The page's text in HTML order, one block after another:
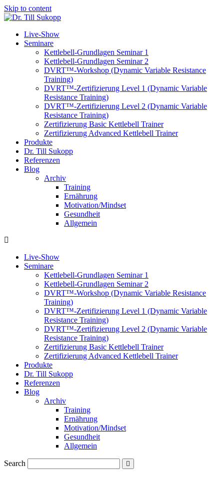
Skip to content
Live-Show
Seminare
Kettlebell-Grundlagen Seminar 1
Kettlebell-Grundlagen Seminar 2
DVRT™-Workshop (Dynamic Variable Resistance
Training)
DVRT™-Zertifizierung Level 1 (Dynamic Variable
Resistance Training)
DVRT™-Zertifizierung Level 2 (Dynamic Variable
Resistance Training)
Zertifizierung Basic Kettlebell Trainer
Zertifizierung Advanced Kettlebell Trainer
Produkte
Dr. Till Sukopp
Referenzen
Blog
Archiv
Training
Ernährung
Motivation/Mindset
Gesundheit
Allgemein
Live-Show
Seminare
Kettlebell-Grundlagen Seminar 1
Kettlebell-Grundlagen Seminar 2
DVRT™-Workshop (Dynamic Variable Resistance
Training)
DVRT™-Zertifizierung Level 1 (Dynamic Variable
Resistance Training)
DVRT™-Zertifizierung Level 2 (Dynamic Variable
Resistance Training)
Zertifizierung Basic Kettlebell Trainer
Zertifizierung Advanced Kettlebell Trainer
Produkte
Dr. Till Sukopp
Referenzen
Blog
Archiv
Training
Ernährung
Motivation/Mindset
Gesundheit
Allgemein
Search